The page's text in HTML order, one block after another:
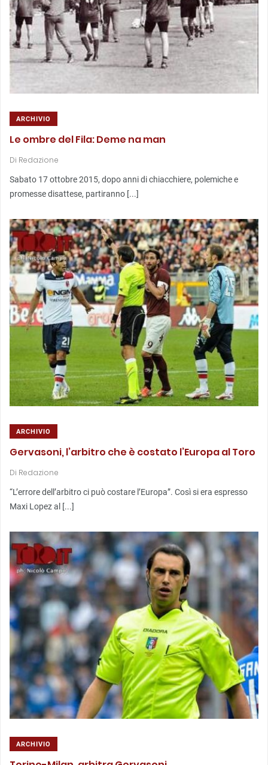
ARCHIVIO
Le ombre del Fila: Deme na man
Di Redazione
Sabato 17 ottobre 2015, dopo anni di chiacchiere, polemiche e
promesse disattese, partiranno [...]
ARCHIVIO
Gervasoni, l’arbitro che è costato l’Europa al Toro
Di Redazione
“L’errore dell’arbitro ci può costare l’Europa”. Così si era espresso
Maxi Lopez al [...]
ARCHIVIO